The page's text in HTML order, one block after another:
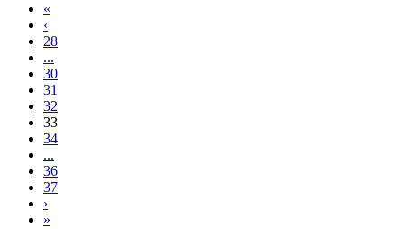
«
‹
28
...
30
31
32
33
34
...
36
37
›
»